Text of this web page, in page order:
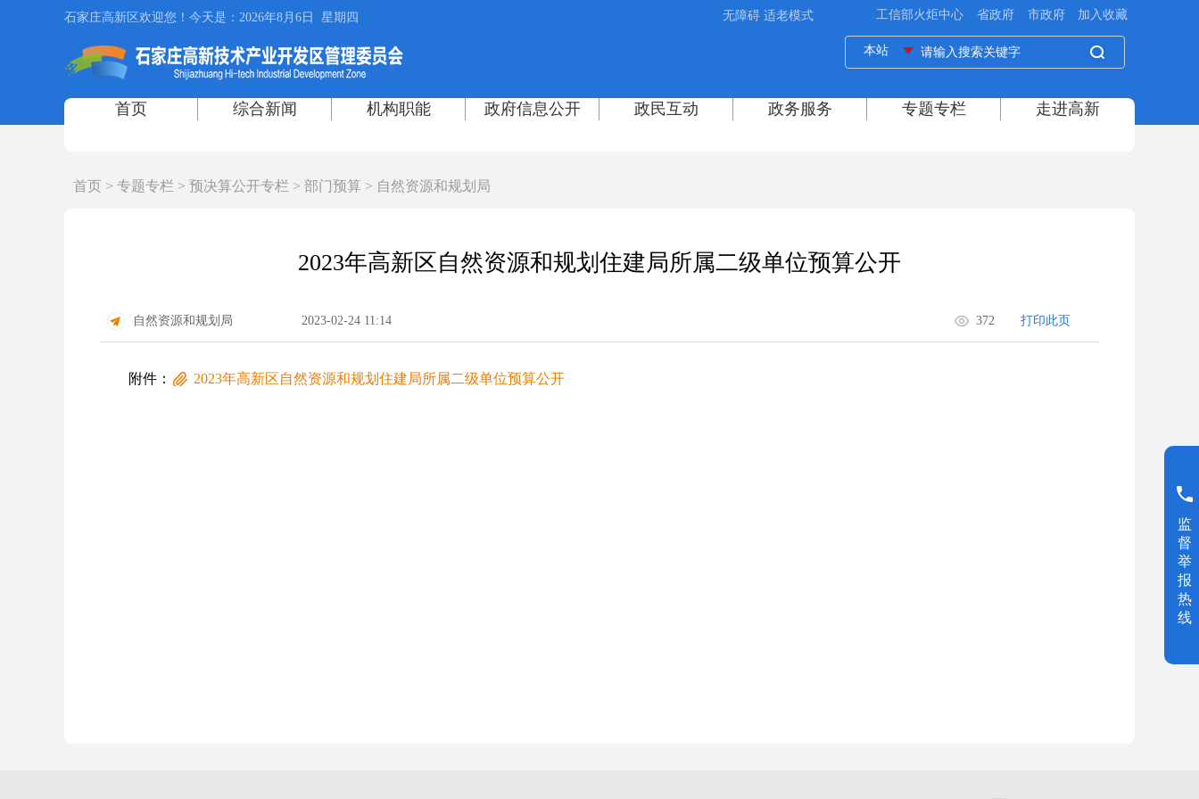
无障碍 适老模式
首页 > 专题专栏 > 预决算公开专栏 > 部门预算 > 自然资源和规划局
2023年高新区自然资源和规划住建局所属二级单位预算公开
自然资源和规划局 2023-02-24 11:14 372 打印此页
附件： 2023年高新区自然资源和规划住建局所属二级单位预算公开
监
督
举
报
热
线